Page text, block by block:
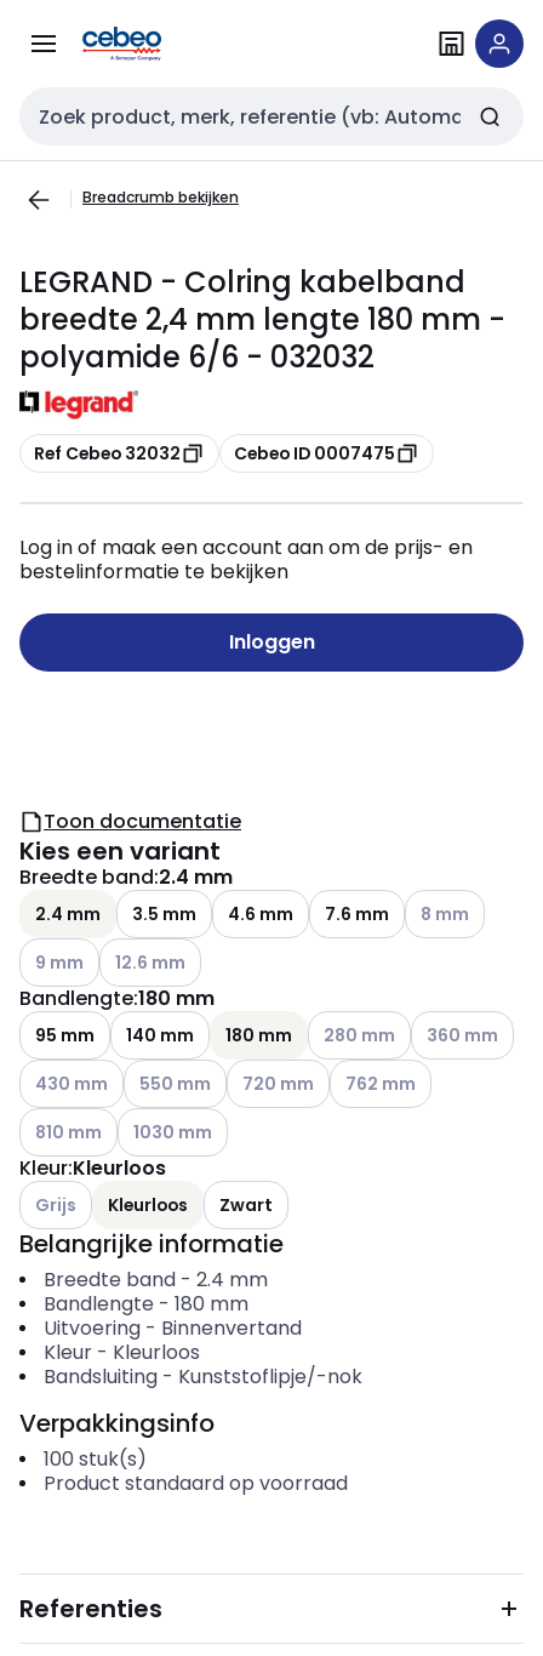
naar
naar
Zoekveld invoer
Breadcrumb bekijken
LEGRAND - Colring kabelband
breedte 2,4 mm lengte 180 mm -
polyamide 6/6 - 032032
Kopiëren
Ref Cebeo 32032 Kopiëren
Cebeo ID 0007475
Log in of maak een account aan om de prijs- en
bestelinformatie te bekijken
Inloggen
Toon documentatie
Kies een variant
Breedte band:2.4 mm
2.4 mm 3.5 mm 4.6 mm 7.6 mm Andere
8 mm
Andere varianten (Huidige combinatie niet mogelijk)
9 mm Andere varianten (Huidige combinatie niet mogelijk)
12.6 mm
Bandlengte:180 mm
95 mm 140 mm 180 mm Andere varianten (Huidige
280 mm Andere
360 mm
Andere varianten (Huidige combinatie niet mogelijk)
430 mm Andere varianten (Huidige combinatie niet
550 mm Andere varianten (Huidige
720 mm Andere varianten
762 mm
Andere varianten (Huidige combinatie niet mogelijk)
810 mm Andere varianten (Huidige combinatie niet
1030 mm
Kleur:Kleurloos
Andere varianten (Huidige combinatie niet mogelijk)
Grijs Kleurloos Zwart
Belangrijke informatie
Breedte band- 2.4 mm
Bandlengte - 180 mm
Uitvoering- Binnenvertand
Kleur- Kleurloos
Bandsluiting- Kunststoflipje/-nok
Verpakkingsinfo
100 stuk(s)
Product standaard op voorraad
Referenties